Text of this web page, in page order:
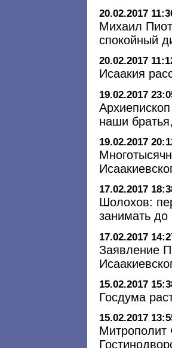
20.02.2017
Михаил
спокойный
20.02.2017
Исаакия
19.02.2017
наши
19.02.2017
17.02.2017
Шолохов:
занимать до
17.02.2017
Заявление
15.02.2017
Госдума
15.02.2017
Митрополит